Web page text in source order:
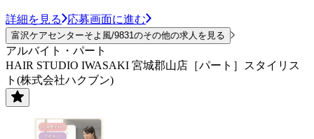
詳細を見る 応募画面に進む
富沢ケアセンターそよ風/9831のその他の求人を見る
アルバイト・パート
HAIR STUDIO IWASAKI 宮城郡山店［パート］スタイリス
ト(株式会社ハクブン)